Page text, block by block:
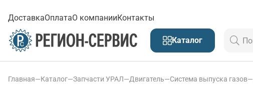
ДоставкаОплатаО компанииКонтакты
Каталог
Главная—Каталог—Запчасти УРАЛ—Двигатель—Система выпуска газов—